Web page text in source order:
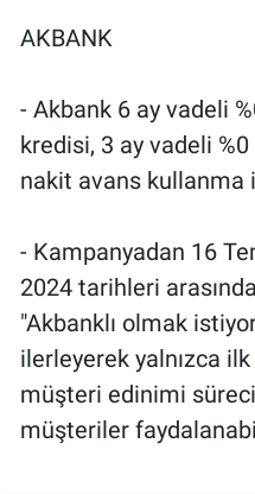
AKBANK
- Akbank 6 ay vadeli
kredisi, 3 ay vadeli
nakit avans kullanma
- Kampanyadan 16
2024 tarihleri
"Akbanklı olmak
ilerleyerek yalnızca
müşteri edinimi
müşteriler